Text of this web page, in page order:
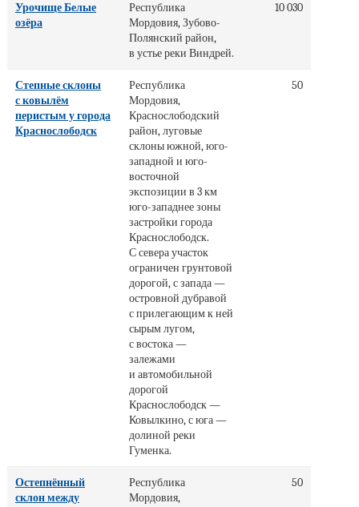
Урочище Белые
озёра
Республика
Мордовия, Зубово-
Полянский район,
в устье реки Виндрей.
10 030
Степные склоны
с ковылём
перистым у города
Краснослободск
Республика
Мордовия,
Краснослободский
район, луговые
склоны южной, юго-
западной и юго-
восточной
экспозиции в 3 км
юго-западнее зоны
застройки города
Краснослободск.
С севера участок
ограничен грунтовой
дорогой, с запада —
островной дубравой
с прилегающим к ней
сырым лугом,
с востока —
залежами
и автомобильной
дорогой
Краснослободск —
Ковылкино, с юга —
долиной реки
Гуменка.
50
Остепнённый
склон между
Республика
Мордовия,
50